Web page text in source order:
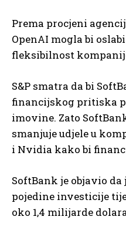
Prema procjeni
OpenAI mogla bi
fleksibilnost
S&P smatra da bi
financijskog pritiska
imovine. Zato
smanjuje udjele u
i Nvidia kako bi
SoftBank je objavio
pojedine investicije
oko 1,4 milijarde